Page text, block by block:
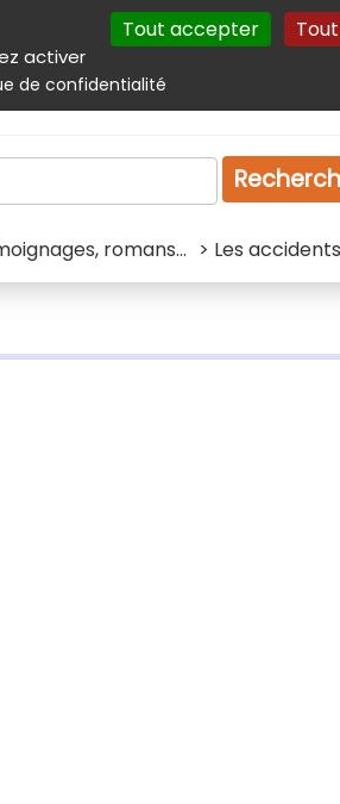
activer
Tout accepter
de confidentialité
Autres services Plan du site
Emploi Droit
romans... > Les